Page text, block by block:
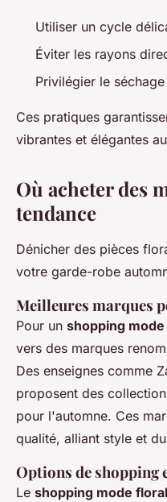
Utiliser un cycle
Éviter les rayons
Privilégier le
Ces pratiques
vibrantes et élégantes
Où acheter des
tendance
Dénicher des pièces
votre garde-robe
Meilleures marques
Pour un shopping
vers des marques
Des enseignes comme
proposent des
pour l'automne. Ces
qualité, alliant style et
Options de shopping
Le shopping mode